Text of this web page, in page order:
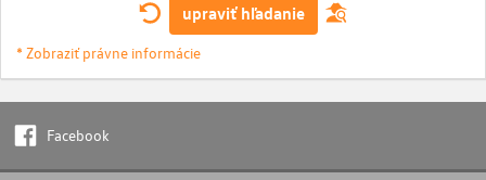
upraviť hľadanie
* Zobraziť právne informácie
Facebook